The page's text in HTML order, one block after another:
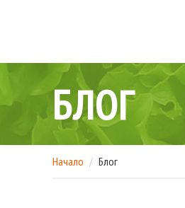
БЛОГ
Начало Блог